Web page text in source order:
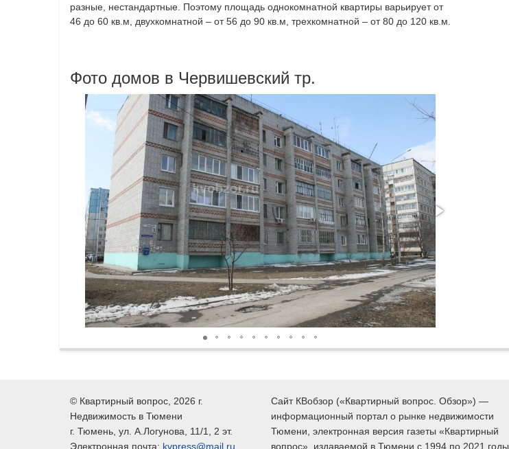
разные, нестандартные. Поэтому площадь однокомнатной квартиры варьирует от
46 до 60 кв.м, двухкомнатной – от 56 до 90 кв.м, трехкомнатной – от 80 до 120 кв.м.
Фото домов в Червишевский тр.
© Квартирный вопрос , 2026 г.
Недвижимость в Тюмени
г. Тюмень , ул. А.Логунова, 11/1, 2 эт.
Электронная почта: kvpress@mail.ru
Сайт КВобзор («Квартирный вопрос. Обзор») —
информационный портал о рынке недвижимости
Тюмени, электронная версия газеты «Квартирный
вопрос», издаваемой в Тюмени с 1994 по 2021 годы.